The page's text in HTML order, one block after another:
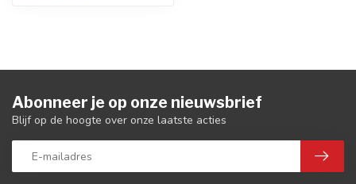
Abonneer je op onze nieuwsbrief
Blijf op de hoogte over onze laatste acties